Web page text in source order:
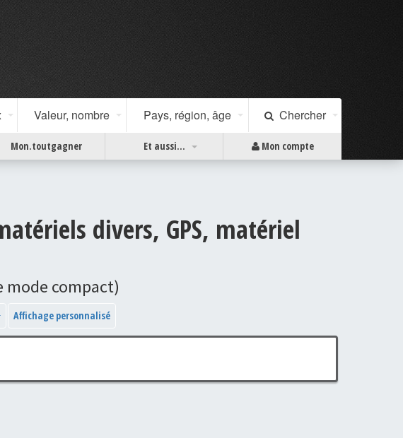
Valeur, nombre Pays, région, âge Chercher
Mon.toutgagner Et aussi... Mon compte
divers, GPS, matériel
compact)
Affichage personnalisé